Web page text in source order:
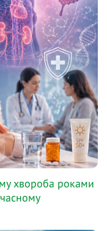
хвороба роками